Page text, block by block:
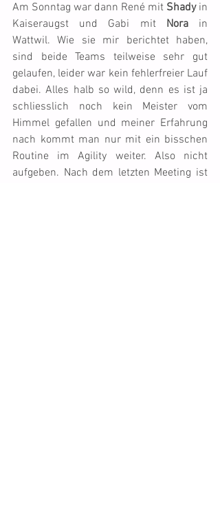
Am Sonntag war dann René mit Shady in
Kaiseraugst und Gabi mit Nora in
Wattwil. Wie sie mir berichtet haben,
sind beide Teams teilweise sehr gut
gelaufen, leider war kein fehlerfreier Lauf
dabei. Alles halb so wild, denn es ist ja
schliesslich noch kein Meister vom
Himmel gefallen und meiner Erfahrung
nach kommt man nur mit ein bisschen
Routine im Agility weiter. Also nicht
aufgeben. Nach dem letzten Meeting ist